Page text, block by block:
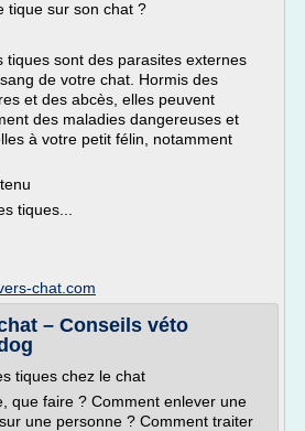
tique sur son chat ?
tiques sont des parasites externes
de votre chat. Hormis des
et des abcès, elles peuvent
des maladies dangereuses et
à votre petit félin, notamment
tiques...
chat.com
– Conseils véto
tiques chez le chat
que faire ? Comment enlever une
une personne ? Comment traiter